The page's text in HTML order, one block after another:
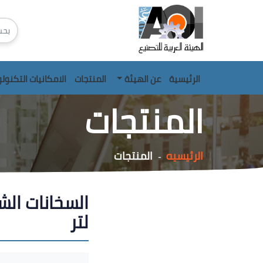
الرئيسية عن الهيئة المنتجات الامكانيات
المنتجات
الرئيسيه - المنتجات
لتر